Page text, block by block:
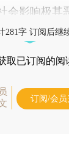
会影响极其
281字 订阅后继
取已订阅的阅
订阅/会员